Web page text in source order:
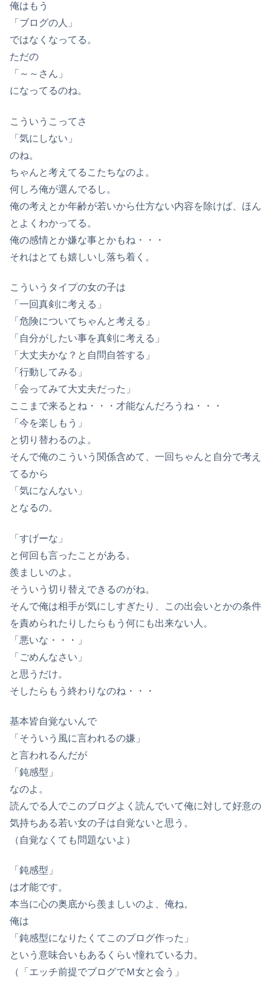
俺はもう
「ブログの人」
ではなくなってる。
ただの
「～～さん」
になってるのね。
こういうこってさ
「気にしない」
のね。
ちゃんと考えてるこたちなのよ。
何しろ俺が選んでるし。
俺の考えとか年齢が若いから仕方ない内容を除けば、ほん
とよくわかってる。
俺の感情とか嫌な事とかもね・・・
それはとても嬉しいし落ち着く。
こういうタイプの女の子は
「一回真剣に考える」
「危険についてちゃんと考える」
「自分がしたい事を真剣に考える」
「大丈夫かな？と自問自答する」
「行動してみる」
「会ってみて大丈夫だった」
ここまで来るとね・・・才能なんだろうね・・・
「今を楽しもう」
と切り替わるのよ。
そんで俺のこういう関係含めて、一回ちゃんと自分で考え
てるから
「気になんない」
となるの。
「すげーな」
と何回も言ったことがある。
羨ましいのよ。
そういう切り替えできるのがね。
そんで俺は相手が気にしすぎたり、この出会いとかの条件
を責められたりしたらもう何にも出来ない人。
「悪いな・・・」
「ごめんなさい」
と思うだけ。
そしたらもう終わりなのね・・・
基本皆自覚ないんで
「そういう風に言われるの嫌」
と言われるんだが
「鈍感型」
なのよ。
読んでる人でこのブログよく読んでいて俺に対して好意の
気持ちある若い女の子は自覚ないと思う。
（自覚なくても問題ないよ）
「鈍感型」
は才能です。
本当に心の奥底から羨ましいのよ、俺ね。
俺は
「鈍感型になりたくてこのブログ作った」
という意味合いもあるくらい憧れている力。
（「エッチ前提でブログでＭ女と会う」